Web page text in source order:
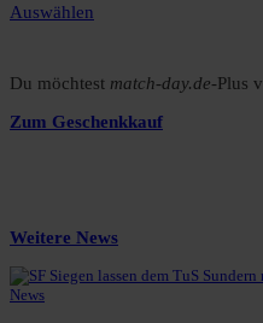
Auswählen
Du möchtest match-day.de-Plus
Zum Geschenkkauf
Weitere News
News